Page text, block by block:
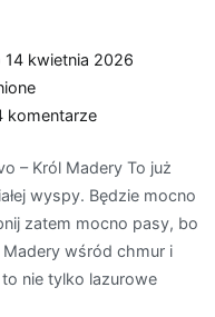
14 kwietnia 2026
komentarzedo
Ruivo
– Król Madery To już
wyspy. Będzie mocno
zatem mocno pasy, bo
wśród chmur i
to nie tylko lazurowe